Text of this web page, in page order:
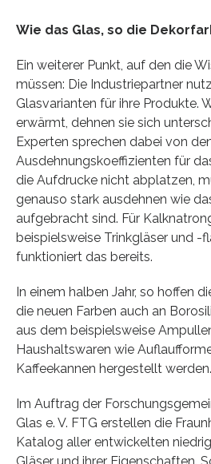
Wie das Glas, so die
Ein weiterer Punkt, auf den die
müssen: Die Industriepartner
Glasvarianten für ihre Produkte.
erwärmt, dehnen sie sich
Experten sprechen dabei von
Ausdehnungskoeffizienten für
die Aufdrucke nicht abplatzen,
genauso stark ausdehnen wie
aufgebracht sind. Für
beispielsweise Trinkgläser und -
funktioniert das bereits.
In einem halben Jahr, so hoffen
die neuen Farben auch an
aus dem beispielsweise
Haushaltswaren wie
Kaffeekannen hergestellt werden.
Im Auftrag der
Glas e. V. FTG erstellen die
Katalog aller entwickelten